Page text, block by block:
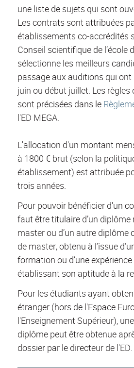
une liste de sujets qui sont
Les contrats sont attribuées
établissements co-accrédités
Conseil scientifique de l’école
sélectionne les meilleurs
passage aux auditions qui
juin ou début juillet. Les règles
sont précisées dans le
l'ED MEGA.
L'allocation d'un montant
à 1800 € brut (selon la
établissement) est attribuée
trois années.
Pour pouvoir bénéficier d'un
faut être titulaire d’un
master ou d’un autre diplôme
de master, obtenu à l’issue
formation ou d’une
établissant son aptitude à la
Pour les étudiants ayant
étranger (hors de l'Espace
l'Enseignement Supérieur),
diplôme peut être obtenue
dossier par le directeur de l'ED.